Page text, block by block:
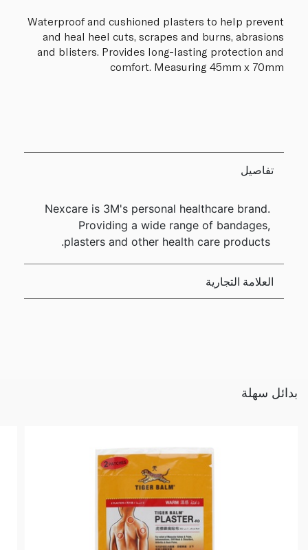
Waterproof and cushioned plasters to help prevent
and heal heel cuts, scrapes and burns, abrasions
and blisters. Provides long-lasting protection and
comfort. Measuring 45mm x 70mm
تفاصيل
Nexcare is 3M's personal healthcare brand.
Providing a wide range of bandages,
plasters and other health care products.
العلامة التجارية
بدائل سهلة